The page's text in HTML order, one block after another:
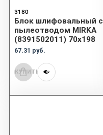
3180
Блок шлифовальный с
пылеотводом MIRKA
(8391502011) 70x198
67.31 руб.
КУПИТЬ